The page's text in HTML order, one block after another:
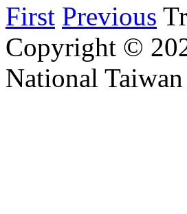
First Previous
Copyright ©
National